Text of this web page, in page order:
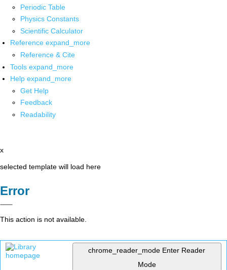
Periodic Table
Physics Constants
Scientific Calculator
Reference expand_more
Reference & Cite
Tools expand_more
Help expand_more
Get Help
Feedback
Readability
x
selected template will load here
Error
This action is not available.
chrome_reader_mode Enter Reader
Mode